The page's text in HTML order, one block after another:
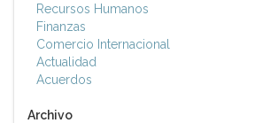
Recursos Humanos
Finanzas
Comercio Internacional
Actualidad
Acuerdos
Archivo